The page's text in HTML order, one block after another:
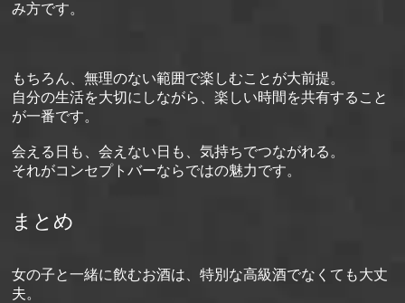
み方です。
もちろん、無理のない範囲で楽しむことが大前提。
自分の生活を大切にしながら、楽しい時間を共有すること
が一番です。
会える日も、会えない日も、気持ちでつながれる。
それがコンセプトバーならではの魅力です。
まとめ
女の子と一緒に飲むお酒は、特別な高級酒でなくても大丈
夫。